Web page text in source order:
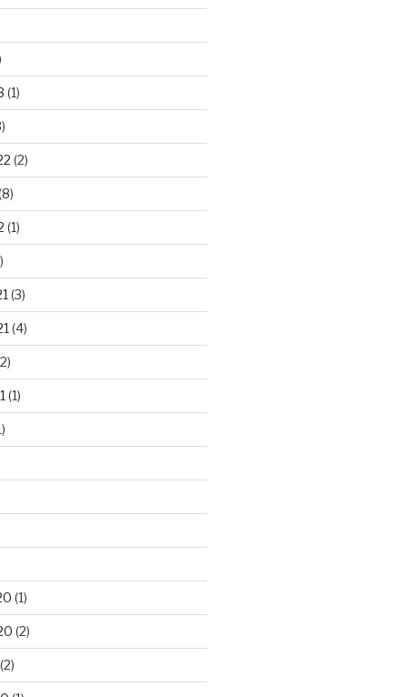
(1)
(2)
(1)
(3)
(4)
(1)
(1)
(2)
(2)